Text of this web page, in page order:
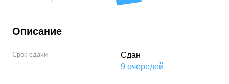
Описание
Срок сдачи
Сдан
9 очередей